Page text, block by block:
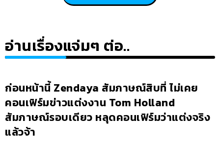
อ่านเรื่องแจ่มๆ ต่อ..
ก่อนหน้านี้ Zendaya สัมภาษณ์สิบที่ ไม่เคย
คอนเฟิร์มข่าวแต่งงาน Tom Holland
สัมภาษณ์รอบเดียว หลุดคอนเฟิร์มว่าแต่งจริง
แล้วจ้า